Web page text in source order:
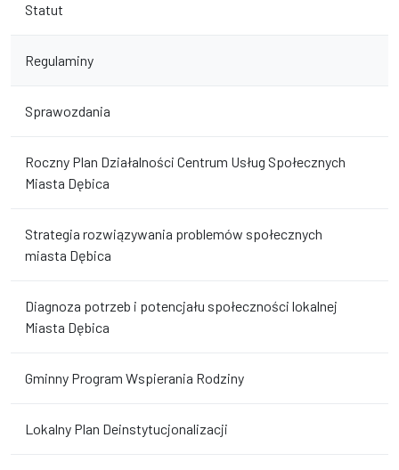
Statut
Regulaminy
Sprawozdania
Roczny Plan Działalności Centrum Usług Społecznych
Miasta Dębica
Strategia rozwiązywania problemów społecznych
miasta Dębica
Diagnoza potrzeb i potencjału społeczności lokalnej
Miasta Dębica
Gminny Program Wspierania Rodziny
Lokalny Plan Deinstytucjonalizacji